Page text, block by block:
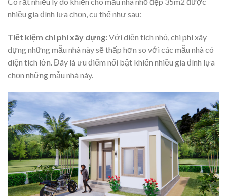
nhiều gia đình lựa chọn, cụ thể như sau:
Tiết kiệm chi phí xây dựng:Với diện tích nhỏ, chi phí xây
dựng những mẫu nhà này sẽ thấp hơn so với các mẫu nhà có
diện tích lớn. Đây là ưu điểm nổi bật khiến nhiều gia đình lựa
chọn những mẫu nhà này.